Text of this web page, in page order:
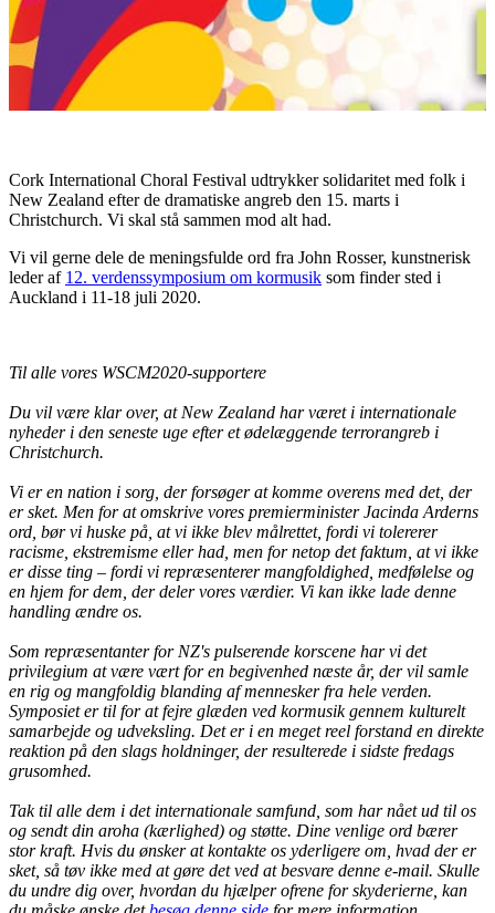
Cork International Choral Festival udtrykker solidaritet med folk i
New Zealand efter de dramatiske angreb den 15. marts i
Christchurch. Vi skal stå sammen mod alt had.
Vi vil gerne dele de meningsfulde ord fra John Rosser, kunstnerisk
leder af 12. verdenssymposium om kormusik som finder sted i
Auckland i 11-18 juli 2020.
Til alle vores WSCM2020-supportere
Du vil være klar over, at New Zealand har været i internationale
nyheder i den seneste uge efter et ødelæggende terrorangreb i
Christchurch.
Vi er en nation i sorg, der forsøger at komme overens med det, der
er sket. Men for at omskrive vores premierminister Jacinda Arderns
ord, bør vi huske på, at vi ikke blev målrettet, fordi vi tolererer
racisme, ekstremisme eller had, men for netop det faktum, at vi ikke
er disse ting – fordi vi repræsenterer mangfoldighed, medfølelse og
en hjem for dem, der deler vores værdier. Vi kan ikke lade denne
handling ændre os.
Som repræsentanter for NZ's pulserende korscene har vi det
privilegium at være vært for en begivenhed næste år, der vil samle
en rig og mangfoldig blanding af mennesker fra hele verden.
Symposiet er til for at fejre glæden ved kormusik gennem kulturelt
samarbejde og udveksling. Det er i en meget reel forstand en direkte
reaktion på den slags holdninger, der resulterede i sidste fredags
grusomhed.
Tak til alle dem i det internationale samfund, som har nået ud til os
og sendt din aroha (kærlighed) og støtte. Dine venlige ord bærer
stor kraft. Hvis du ønsker at kontakte os yderligere om, hvad der er
sket, så tøv ikke med at gøre det ved at besvare denne e-mail. Skulle
du undre dig over, hvordan du hjælper ofrene for skyderierne, kan